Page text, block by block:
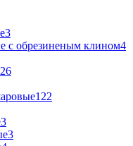
3
с обрезиненым клином4
26
122
3
3